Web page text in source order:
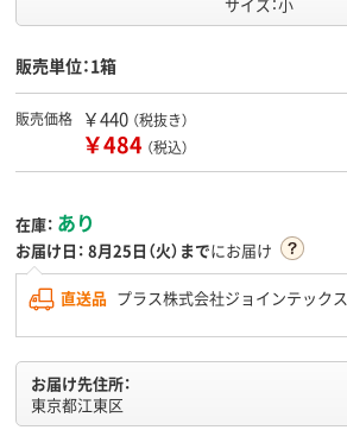
販売単位：1箱
販売価格 ￥440 （税抜き）
￥484 （税込）
在庫： あり
お届け日： 8月25日（火）までにお届け
直送品 プラス株式会社ジョインテック
お届け先住所：
東京都江東区